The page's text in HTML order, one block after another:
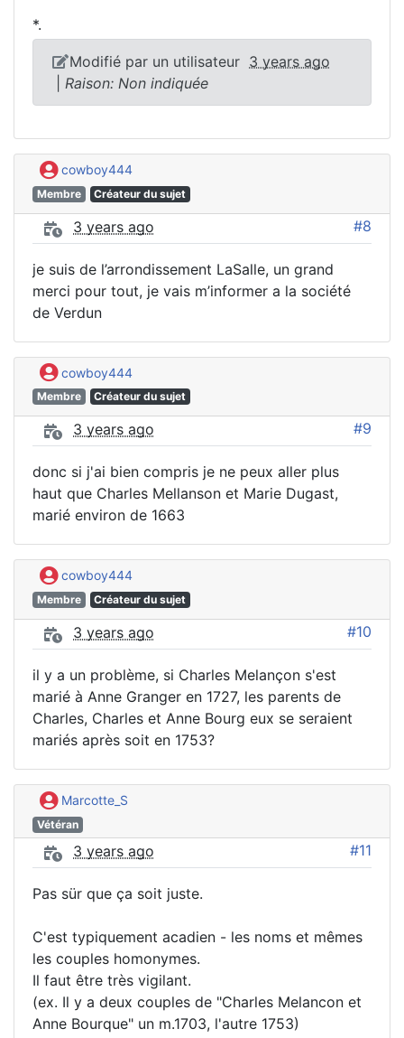
*.
Modifié par un utilisateur 3 years ago
Raison: Non indiquée
cowboy444
Membre Créateur du sujet
3 years ago #8
je suis de l’arrondissement LaSalle, un grand
merci pour tout, je vais m’informer a la société
de Verdun
cowboy444
Membre Créateur du sujet
3 years ago #9
donc si j'ai bien compris je ne peux aller plus
haut que Charles Mellanson et Marie Dugast,
marié environ de 1663
cowboy444
Membre Créateur du sujet
3 years ago #10
il y a un problème, si Charles Melançon s'est
marié à Anne Granger en 1727, les parents de
Charles, Charles et Anne Bourg eux se seraient
mariés après soit en 1753?
Marcotte_S
Vétéran
3 years ago #11
Pas sür que ça soit juste.
C'est typiquement acadien - les noms et mêmes
les couples homonymes.
Il faut être très vigilant.
(ex. Il y a deux couples de "Charles Melancon et
Anne Bourque" un m.1703, l'autre 1753)